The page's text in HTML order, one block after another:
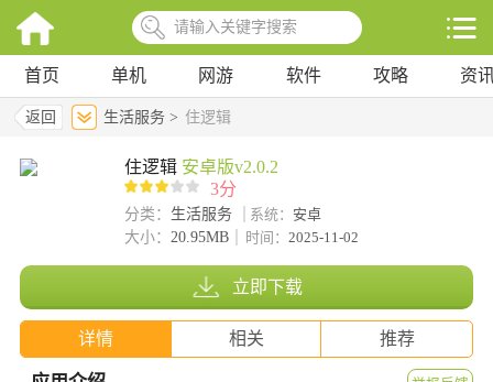
首页 单机 网游 软件 攻略 资
返回 生活服务 > 住逻辑
住逻辑 安卓版v2.0.2
3分
分类： 生活服务 系统： 安卓
大小： 20.95MB 时间： 2025-11-02
立即下载
详情 相关 推荐